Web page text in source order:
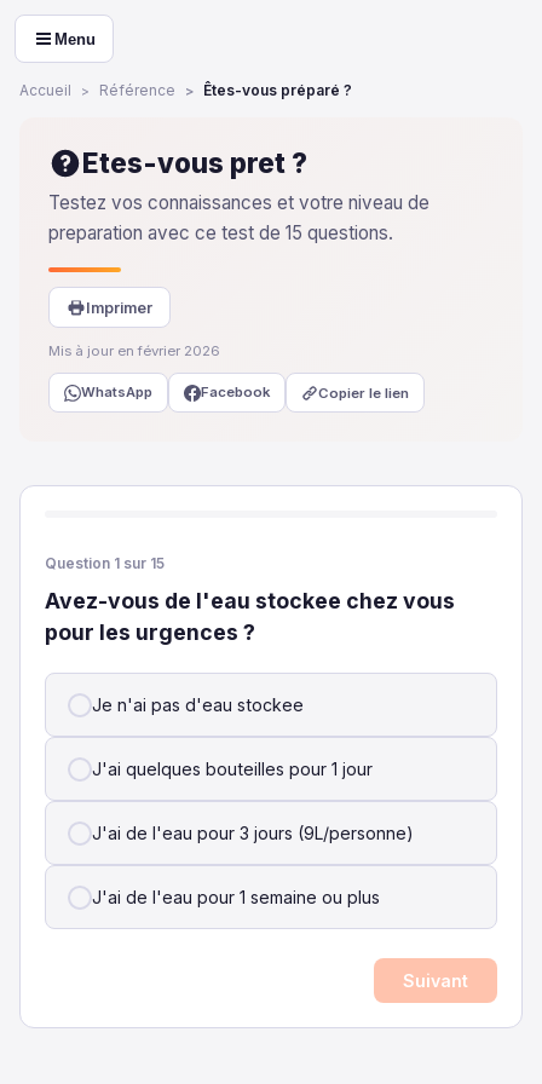
Menu
Accueil Référence Êtes-vous préparé ?
Etes-vous pret ?
Testez vos connaissances et votre niveau de
preparation avec ce test de 15 questions.
Imprimer
Mis à jour en février 2026
WhatsApp Facebook Copier le lien
Question 1 sur 15
Avez-vous de l'eau stockee chez vous
pour les urgences ?
Je n'ai pas d'eau stockee
J'ai quelques bouteilles pour 1 jour
J'ai de l'eau pour 3 jours (9L/personne)
J'ai de l'eau pour 1 semaine ou plus
Suivant